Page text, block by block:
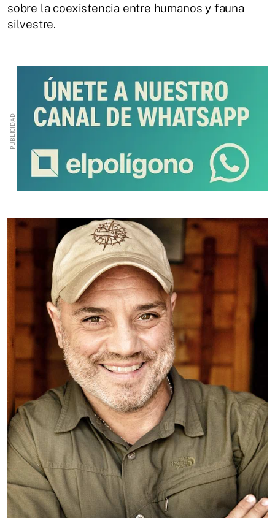
sobre la coexistencia entre humanos y fauna
silvestre.